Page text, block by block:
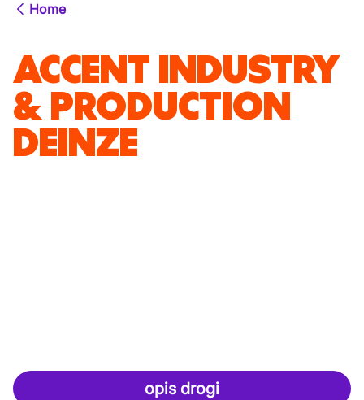
Home
ACCENT INDUSTRY
& PRODUCTION
DEINZE
opis drogi